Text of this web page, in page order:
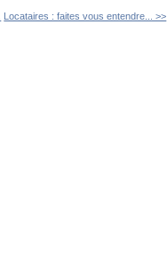
Locataires : faites vous entendre... >>